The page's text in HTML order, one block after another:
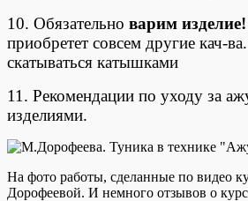
10. Обязательно варим изделие!
приобретет совсем другие кач-
скатываться катышками
11. Рекомендации по уходу за
изделиями.
На фото работы, сделанные по видео
Дорофеевой. И немного отзывов о